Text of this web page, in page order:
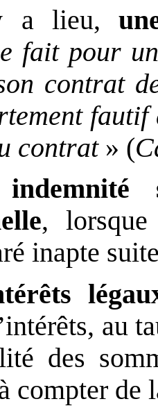
a lieu,
fait pour
contrat
contrat» (
indemnité
,
inapte
au
des
compter de